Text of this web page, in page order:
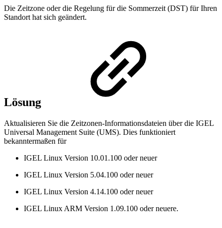
Die Zeitzone oder die Regelung für die Sommerzeit (DST) für Ihren
Standort hat sich geändert.
Lösung
Aktualisieren Sie die Zeitzonen-Informationsdateien über die IGEL
Universal Management Suite (UMS). Dies funktioniert
bekanntermaßen für
IGEL Linux Version 10.01.100 oder neuer
IGEL Linux Version 5.04.100 oder neuer
IGEL Linux Version 4.14.100 oder neuer
IGEL Linux ARM Version 1.09.100 oder neuere.